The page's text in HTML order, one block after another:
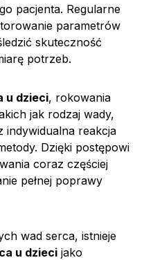
pacjenta. Regularne
parametrów
skuteczność
potrzeb.
u dzieci, rokowania
jak rodzaj wady,
indywidualna reakcja
Dzięki postępowi
coraz częściej
pełnej poprawy
wad serca, istnieje
u dzieci jako